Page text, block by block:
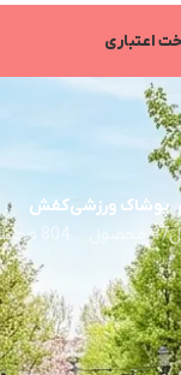
اعتباری
پوشاک ورزشی
47 محصول
کفش
804 محصول